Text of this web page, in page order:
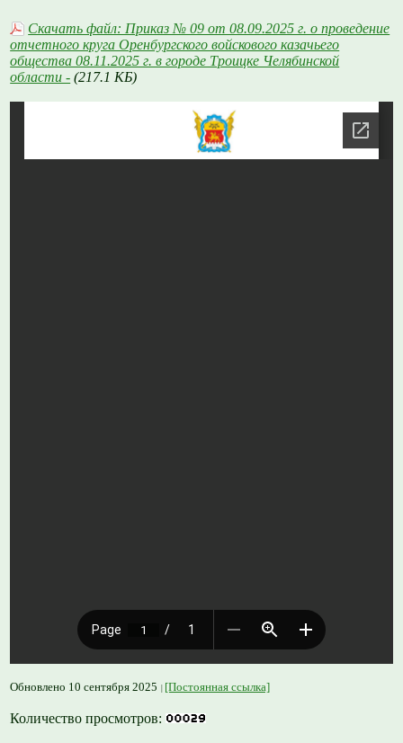
Скачать файл: Приказ № 09 от 08.09.2025 г. о проведение
отчетного круга Оренбургского войскового казачьего
общества 08.11.2025 г. в городе Троицке Челябинской
области - (217.1 КБ)
Обновлено 10 сентября 2025 [Постоянная ссылка]
Количество просмотров: